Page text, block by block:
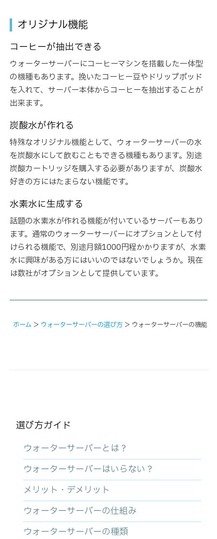
オリジナル機能
コーヒーが抽出できる
ウォーターサーバーにコーヒーマシンを搭載した一体型
の機種もあります。挽いたコーヒー豆やドリップポッド
を入れて、サーバー本体からコーヒーを抽出することが
出来ます。
炭酸水が作れる
特殊なオリジナル機能として、ウォーターサーバーの水
を炭酸水にして飲むこともできる機種もあります。別途
炭酸カートリッジを購入する必要がありますが、炭酸水
好きの方にはたまらない機能です。
水素水に生成する
話題の水素水が作れる機能が付いているサーバーもあり
ます。通常のウォーターサーバーにオプションとして付
けられる機能で、別途月額1000円程かかりますが、水素
水に興味がある方にはいいのではないでしょうか。現在
は数社がオプションとして提供しています。
ホーム ＞ ウォーターサーバーの選び方 ＞ ウォーターサーバーの機能
選び方ガイド
ウォーターサーバーとは？
ウォーターサーバーはいらない？
メリット・デメリット
ウォーターサーバーの仕組み
ウォーターサーバーの種類